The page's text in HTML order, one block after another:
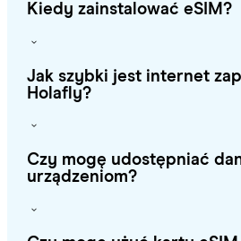
Kiedy zainstalować eSIM?
Jak szybki jest internet
Holafly?
Czy mogę udostępniać
urządzeniom?